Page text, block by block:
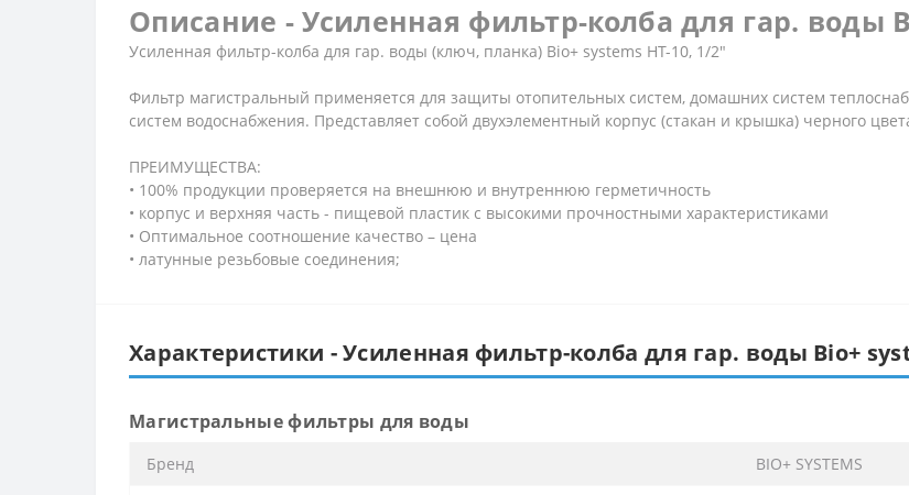
Описание - Усиленная фильтр-колба для гар. воды
Усиленная фильтр-колба для гар. воды (ключ, планка) Bіо+ systems HT-10, 1/2″
Фильтр магистральный применяется для защиты отопительных систем, домашних систем
систем водоснабжения. Представляет собой двухэлементный корпус (стакан и крышка) черного
ПРЕИМУЩЕСТВА:
• 100% продукции проверяется на внешнюю и внутреннюю герметичность
• корпус и верхняя часть - пищевой пластик с высокими прочностными характеристиками
• Оптимальное соотношение качество – цена
• латунные резьбовые соединения;
Характеристики - Усиленная фильтр-колба для гар. воды Bіо+
Магистральные фильтры для воды
Бренд BIO+ SYSTEMS